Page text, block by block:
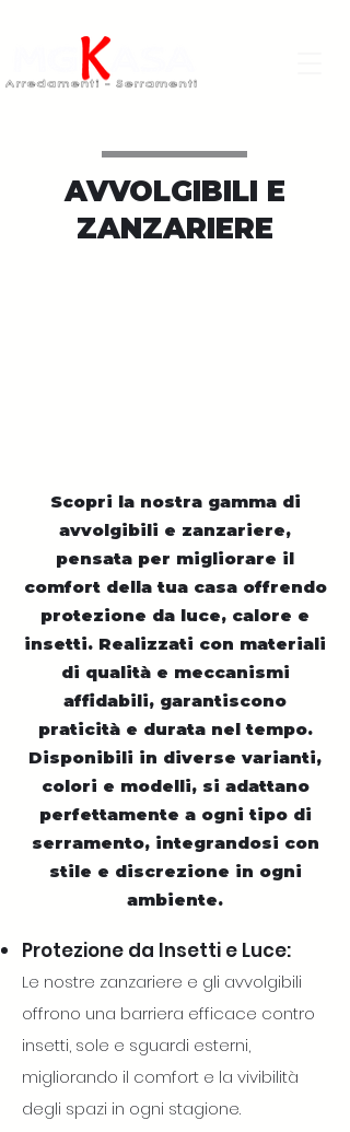
AVVOLGIBILI E
ZANZARIERE
Scopri la nostra gamma di
avvolgibili e zanzariere,
pensata per migliorare il
comfort della tua casa offrendo
protezione da luce, calore e
insetti. Realizzati con materiali
di qualità e meccanismi
affidabili, garantiscono
praticità e durata nel tempo.
Disponibili in diverse varianti,
colori e modelli, si adattano
perfettamente a ogni tipo di
serramento, integrandosi con
stile e discrezione in ogni
ambiente.
Protezione da Insetti e Luce:
Le nostre zanzariere e gli avvolgibili
offrono una barriera efficace contro
insetti, sole e sguardi esterni,
migliorando il comfort e la vivibilità
degli spazi in ogni stagione.